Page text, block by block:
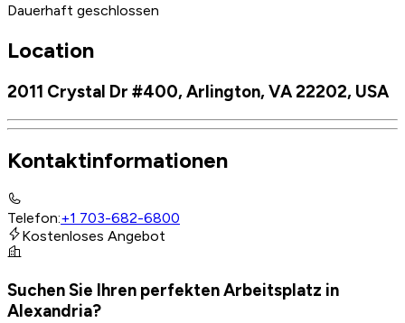
Dauerhaft geschlossen
Location
2011 Crystal Dr #400, Arlington, VA 22202, USA
Kontaktinformationen
Telefon:+1 703-682-6800
Kostenloses Angebot
Suchen Sie Ihren perfekten Arbeitsplatz in
Alexandria?